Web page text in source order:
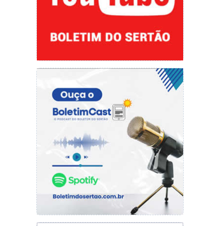
Teresina PI
14/08 –
CMEI Tia Anita Gayoso – Teresina PI
15/08 – EM Santa Maria da Codipi – Teresina PI
– Teresina PI
19/08 –EMEF NAZARÉ RODRIGUES – TIMON
20/08
– EMEF ENOQUE MOURA – TIMON MA
21/08
– PROJETO EDUCATIVO MÃOS DADAS
– TIMON MA;
22/08 –
EMEF PEDRO FALCÃO LOPES –
TIMON MA;
Classificação: Livre
Quem é a cia “Palco Sobre Lona”:
A Cia Palco Sobre Lona iniciou suas atividades